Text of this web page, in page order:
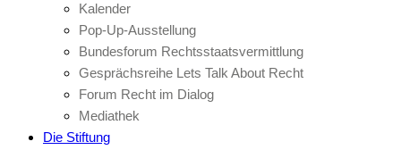
Kalender
Pop-Up-Ausstellung
Bundesforum Rechtsstaatsvermittlung
Gesprächsreihe Lets Talk About Recht
Forum Recht im Dialog
Mediathek
Die Stiftung